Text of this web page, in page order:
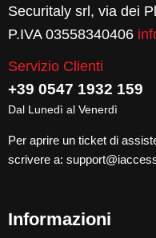
Securitaly srl, via dei
P.IVA 03558340406
Servizio Clienti
+39 0547 1932 159
Dal Lunedì al Venerdì
Per aprire un ticket di
scrivere a:
Informazioni